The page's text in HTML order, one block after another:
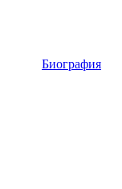
Биография